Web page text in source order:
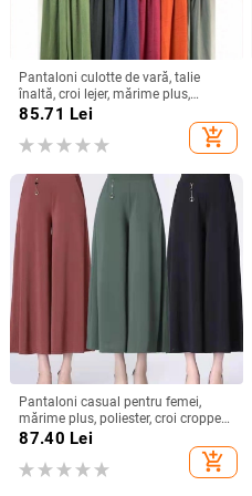
Pantaloni culotte de vară, talie
înaltă, croi lejer, mărime plus,
culoare uni, talie elastică, picioare
85.71 Lei
add_shopping_cart
Pantaloni casual pentru femei,
mărime plus, poliester, croi cropped,
talie înaltă, croi drept, croi relaxat
87.40 Lei
add_shopping_cart